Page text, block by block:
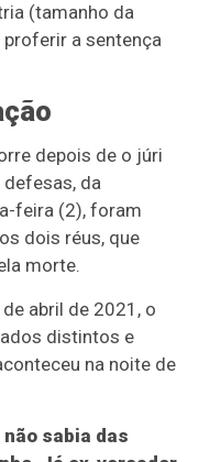
(tamanho da
proferir a sentença
depois de o júri
da
feira (2), foram
dois réus, que
morte.
de abril de 2021, o
distintos e
na noite de
sabia das